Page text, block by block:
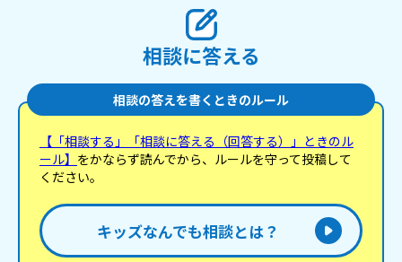
い。 どうやら環境のために水くみや掃除くらいだそ
う。そして死者はグループになってー緒に過すんだ
そう。 悪い事を何度かしてしまったら下の国「ダー
クポジション」に行ってしまうらしい。 それより
「白骨」(ホワイトボーン)ってどうゆうネーミングセ
ンスやねん作者。 「んで、お前の部屋はここだな」
「わぁ、結構広いんだ!」 「まあな」 ～数周間後～
私もここの生活になれてきたんだ。自分でも分かる
歩いてくる。兵士…と誰だ? ギィィィィ 「おーい、
お前のルームメイトだ。仲良くしろよ」 「あ…あの
ッ!ニックネームを使かわせていただきますッ…!くわ
ね!オレンジだよ!」 相手も私の名前を聞いでおどろ
いた様子だった。くわこって名前どっかで… 「そこ
座っていいよ～」 「ありがとうございます…!」 どう
も引っかかる。私はこの子を知っている…はずなん
相談に答える
相談の答えを書くときのルール
【「相談する」「相談に答える（回答する）」ときのル
ール】 をかならず読んでから、ルールを守って投稿して
ください。
キッズなんでも相談とは？